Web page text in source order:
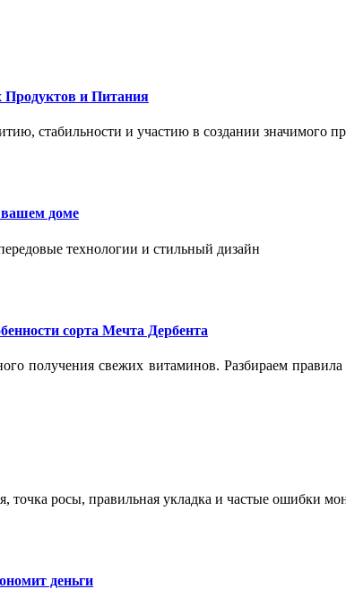
и Питания
стабильности и участию в создании значимого
вашем доме
технологии и стильный дизайн
сорта Мечта Дербента
получения свежих витаминов. Разбираем
точка росы, правильная укладка и частые ошибки
деньги